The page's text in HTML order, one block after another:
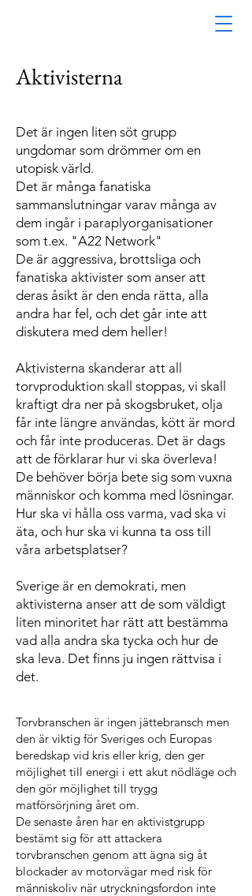
Aktivisterna
Det är ingen liten söt grupp
ungdomar som drömmer om en
utopisk värld.
Det är många fanatiska
sammanslutningar varav många av
dem ingår i paraplyorganisationer
som t.ex. "A22 Network"
De är aggressiva, brottsliga och
fanatiska aktivister som anser att
deras åsikt är den enda rätta, alla
andra har fel, och det går inte att
diskutera med dem heller!
Aktivisterna skanderar att all
torvproduktion skall stoppas, vi skall
kraftigt dra ner på skogsbruket, olja
får inte längre användas, kött är mord
och får inte produceras. Det är dags
att de förklarar hur vi ska överleva!
De behöver börja bete sig som vuxna
människor och komma med lösningar.
Hur ska vi hålla oss varma, vad ska vi
äta, och hur ska vi kunna ta oss till
våra arbetsplatser?
Sverige är en demokrati, men
aktivisterna anser att de som väldigt
liten minoritet har rätt att bestämma
vad alla andra ska tycka och hur de
ska leva. Det finns ju ingen rättvisa i
det.
Torvbranschen är ingen jättebransch men
den är viktig för Sveriges och Europas
beredskap vid kris eller krig, den ger
möjlighet till energi i ett akut nödläge och
den gör möjlighet till trygg
matförsörjning året om.
De senaste åren har en aktivistgrupp
bestämt sig för att attackera
torvbranschen genom att ägna sig åt
blockader av motorvägar med risk för
människoliv när utryckningsfordon inte